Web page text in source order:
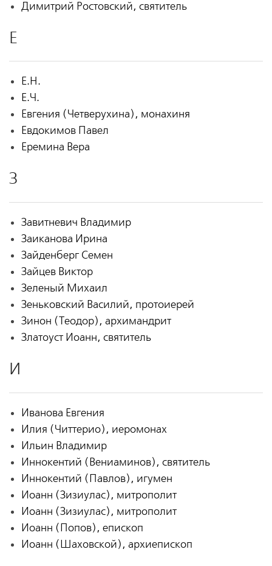
Димитрий Ростовский, святитель
Е
Е.Н.
Е.Ч.
Евгения (Четверухина), монахиня
Евдокимов Павел
Еремина Вера
З
Завитневич Владимир
Заиканова Ирина
Зайденберг Семен
Зайцев Виктор
Зеленый Михаил
Зеньковский Василий, протоиерей
Зинон (Теодор), архимандрит
Златоуст Иоанн, святитель
И
Иванова Евгения
Илия (Читтерио), иеромонах
Ильин Владимир
Иннокентий (Вениаминов), святитель
Иннокентий (Павлов), игумен
Иоанн (Зизиулас), митрополит
Иоанн (Зизиулас), митрополит
Иоанн (Попов), епископ
Иоанн (Шаховской), архиепископ